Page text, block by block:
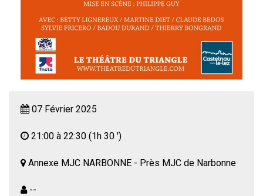
07 Février 2025
21:00 à 22:30 (1h 30 ')
Annexe MJC NARBONNE - Près MJC de Narbonne
--